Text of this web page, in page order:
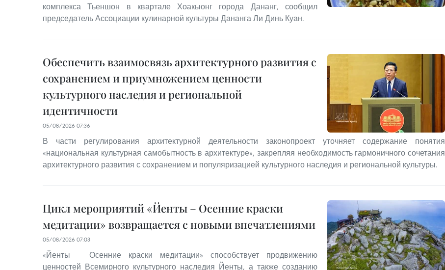
комплекса Тьеншон в квартале Хоакыонг города Дананг, сообщил
председатель Ассоциации кулинарной культуры Дананга Ли Динь Куан.
Обеспечить взаимосвязь архитектурного развития с
сохранением и приумножением ценности
культурного наследия и региональной
идентичности
05/08/2026 07:36
В части регулирования архитектурной деятельности законопроект уточняет содержание понятия
«национальная культурная самобытность в архитектуре», закрепляя необходимость гармоничного сочетания
архитектурного развития с сохранением и популяризацией культурного наследия и региональной культуры.
Цикл мероприятий «Йенты – Осенние краски
медитации» возвращается с новыми впечатлениями
05/08/2026 07:03
«Йенты – Осенние краски медитации» способствует продвижению
ценностей Всемирного культурного наследия Йенты, а также созданию